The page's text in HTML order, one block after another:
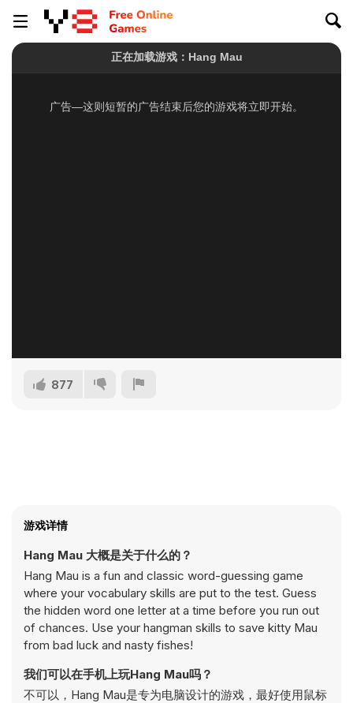
877
游戏详情
Hang Mau 大概是关于什么的？
Hang Mau is a fun and classic word-guessing game
where your vocabulary skills are put to the test. Guess
the hidden word one letter at a time before you run out
of chances. Use your hangman skills to save kitty Mau
from bad luck and nasty fishes!
我们可以在手机上玩Hang Mau吗？
不可以，Hang Mau是专为电脑设计的游戏，最好使用鼠标